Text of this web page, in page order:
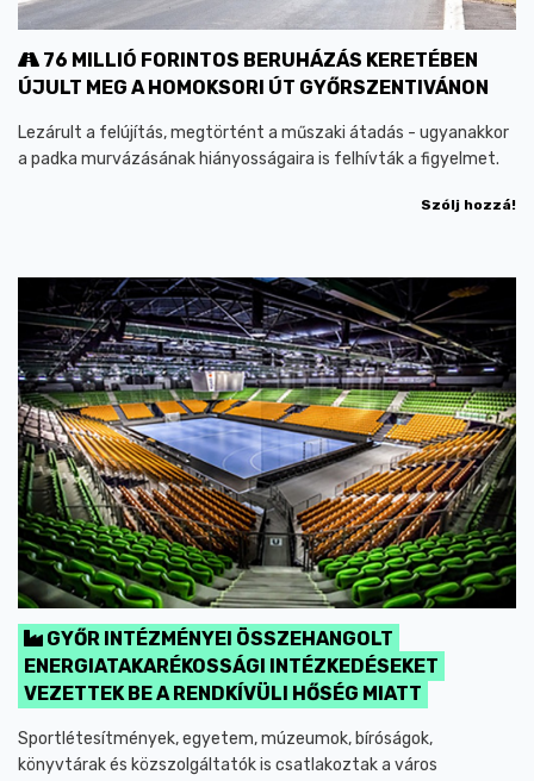
76 MILLIÓ FORINTOS BERUHÁZÁS KERETÉBEN
ÚJULT MEG A HOMOKSORI ÚT GYŐRSZENTIVÁNON
Lezárult a felújítás, megtörtént a műszaki átadás - ugyanakkor
a padka murvázásának hiányosságaira is felhívták a figyelmet.
Szólj hozzá!
GYŐR INTÉZMÉNYEI ÖSSZEHANGOLT
ENERGIATAKARÉKOSSÁGI INTÉZKEDÉSEKET
VEZETTEK BE A RENDKÍVÜLI HŐSÉG MIATT
Sportlétesítmények, egyetem, múzeumok, bíróságok,
könyvtárak és közszolgáltatók is csatlakoztak a város